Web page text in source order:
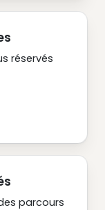
réservés
parcours